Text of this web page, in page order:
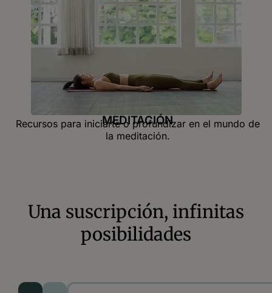
MEDITACIÓN
Recursos para iniciarte o profundizar en el mundo de
la meditación.
Una suscripción, infinitas
posibilidades